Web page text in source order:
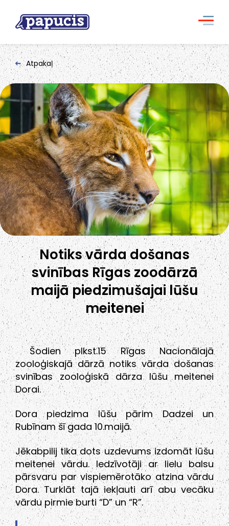
Atpakaļ
Notiks vārda došanas
svinības Rīgas zoodārzā
maijā piedzimušajai lūšu
meitenei
Šodien plkst.15 Rīgas Nacionālajā
zooloģiskajā dārzā notiks vārda došanas
svinības zooloģiskā dārza lūšu meitenei
Dorai.
Dora piedzima lūšu pārim Dadzei un
Rubīnam šī gada 10.maijā.
Jēkabpilij tika dots uzdevums izdomāt lūšu
meitenei vārdu. Iedzīvotāji ar lielu balsu
pārsvaru par vispiemērotāko atzina vārdu
Dora. Turklāt tajā iekļauti arī abu vecāku
vārdu pirmie burti “D” un “R”.